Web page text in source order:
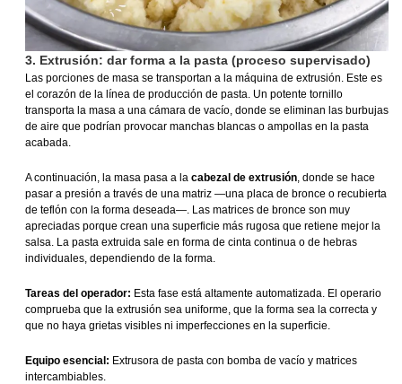
3. Extrusión: dar forma a la pasta (proceso supervisado)
Las porciones de masa se transportan a la máquina de extrusión. Este es
el corazón de la línea de producción de pasta. Un potente tornillo
transporta la masa a una cámara de vacío, donde se eliminan las burbujas
de aire que podrían provocar manchas blancas o ampollas en la pasta
acabada.
A continuación, la masa pasa a la cabezal de extrusión, donde se hace
pasar a presión a través de una matriz —una placa de bronce o recubierta
de teflón con la forma deseada—. Las matrices de bronce son muy
apreciadas porque crean una superficie más rugosa que retiene mejor la
salsa. La pasta extruida sale en forma de cinta continua o de hebras
individuales, dependiendo de la forma.
Tareas del operador: Esta fase está altamente automatizada. El operario
comprueba que la extrusión sea uniforme, que la forma sea la correcta y
que no haya grietas visibles ni imperfecciones en la superficie.
Equipo esencial: Extrusora de pasta con bomba de vacío y matrices
intercambiables.